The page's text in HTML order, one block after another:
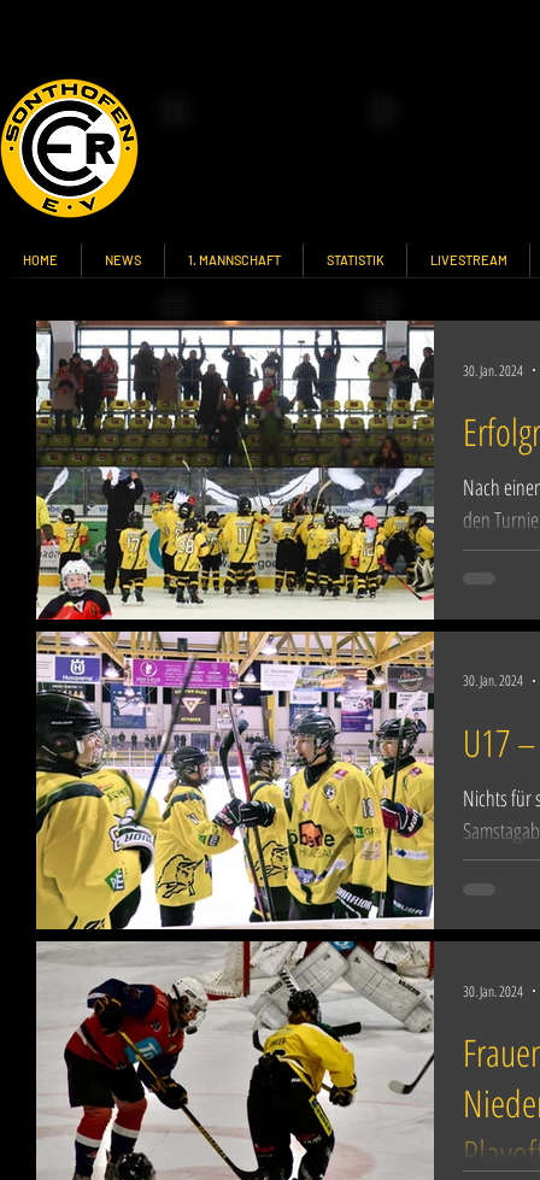
HOME NEWS 1. MANNSCHAFT STATISTIK LIVESTREAM
Nach
den
dennoch
30. Jan. 2024
U17
Nichts für
nach 12
30. Jan. 2024
30. Jan. 2024